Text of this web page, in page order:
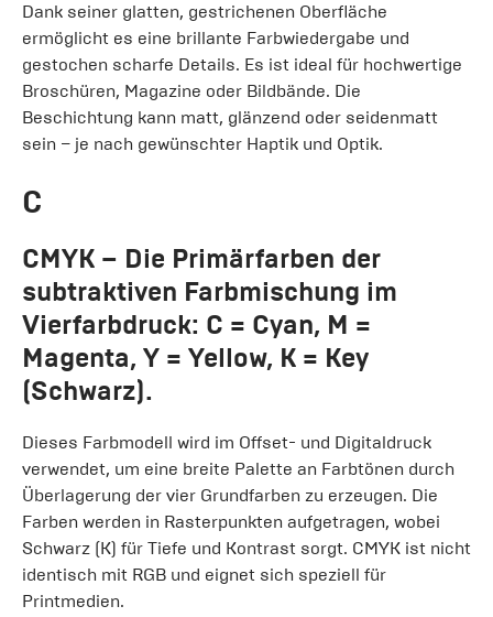
Dank seiner glatten, gestrichenen Oberfläche
ermöglicht es eine brillante Farbwiedergabe und
gestochen scharfe Details. Es ist ideal für hochwertige
Broschüren, Magazine oder Bildbände. Die
Beschichtung kann matt, glänzend oder seidenmatt
sein – je nach gewünschter Haptik und Optik.
C
CMYK – Die Primärfarben der
subtraktiven Farbmischung im
Vierfarbdruck: C = Cyan, M =
Magenta, Y = Yellow, K = Key
(Schwarz).
Dieses Farbmodell wird im Offset- und Digitaldruck
verwendet, um eine breite Palette an Farbtönen durch
Überlagerung der vier Grundfarben zu erzeugen. Die
Farben werden in Rasterpunkten aufgetragen, wobei
Schwarz (K) für Tiefe und Kontrast sorgt. CMYK ist nicht
identisch mit RGB und eignet sich speziell für
Printmedien.